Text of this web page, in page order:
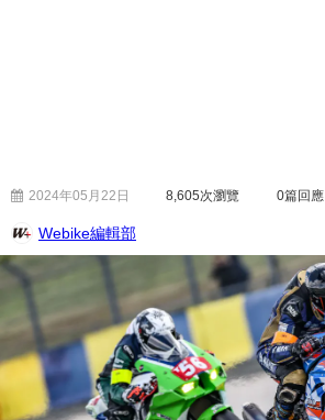
2024年05月22日 8,605次瀏覽 0篇回應
Webike編輯部